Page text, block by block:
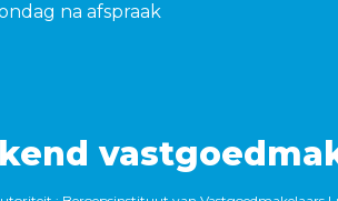
na afspraak